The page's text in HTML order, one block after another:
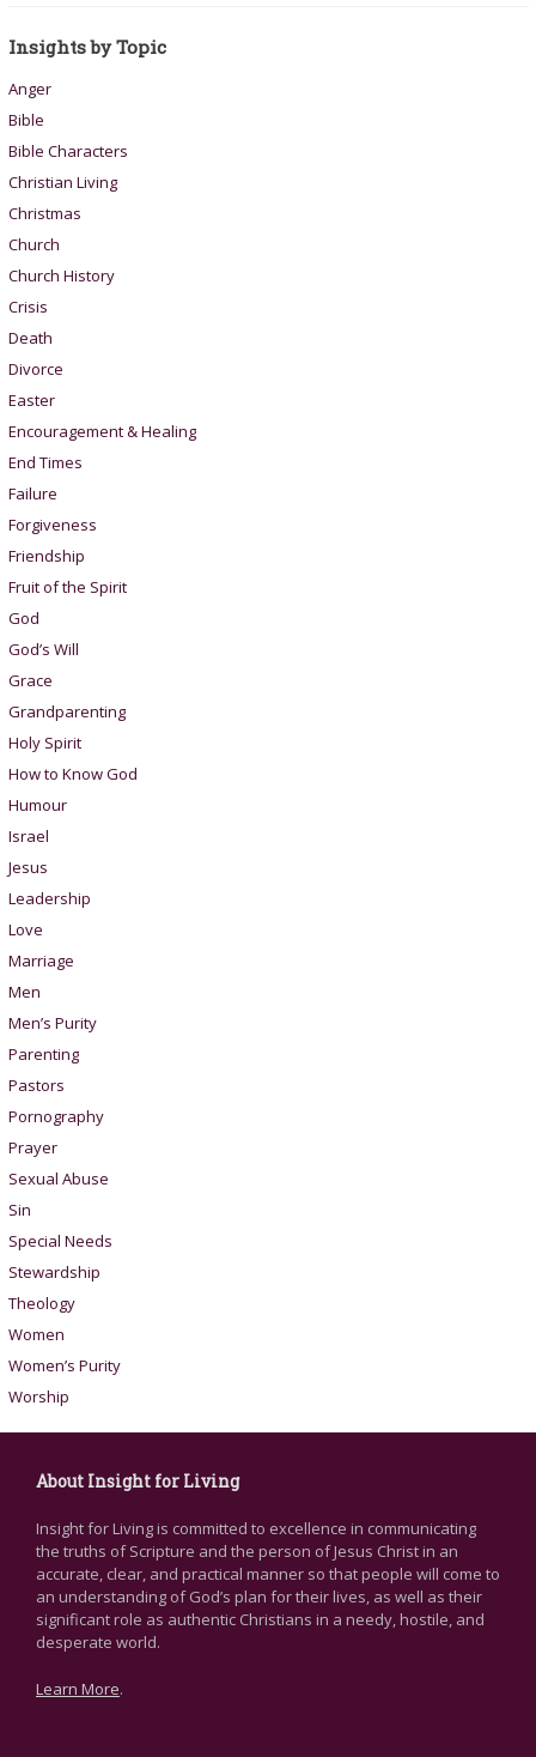
Insights by Topic
Anger
Bible
Bible Characters
Christian Living
Christmas
Church
Church History
Crisis
Death
Divorce
Easter
Encouragement & Healing
End Times
Failure
Forgiveness
Friendship
Fruit of the Spirit
God
God’s Will
Grace
Grandparenting
Holy Spirit
How to Know God
Humour
Israel
Jesus
Leadership
Love
Marriage
Men
Men’s Purity
Parenting
Pastors
Pornography
Prayer
Sexual Abuse
Sin
Special Needs
Stewardship
Theology
Women
Women’s Purity
Worship
About Insight for Living
Insight for Living is committed to excellence in communicating
the truths of Scripture and the person of Jesus Christ in an
accurate, clear, and practical manner so that people will come to
an understanding of God’s plan for their lives, as well as their
significant role as authentic Christians in a needy, hostile, and
desperate world.
Learn More.